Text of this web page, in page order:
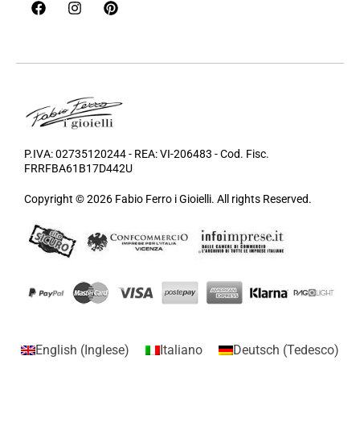
P.IVA: 02735120244 - REA: VI-206483 - Cod. Fisc.
FRRFBA61B17D442U
Copyright © 2026 Fabio Ferro i Gioielli. All rights Reserved.
English (Inglese) Italiano Deutsch (Tedesco)